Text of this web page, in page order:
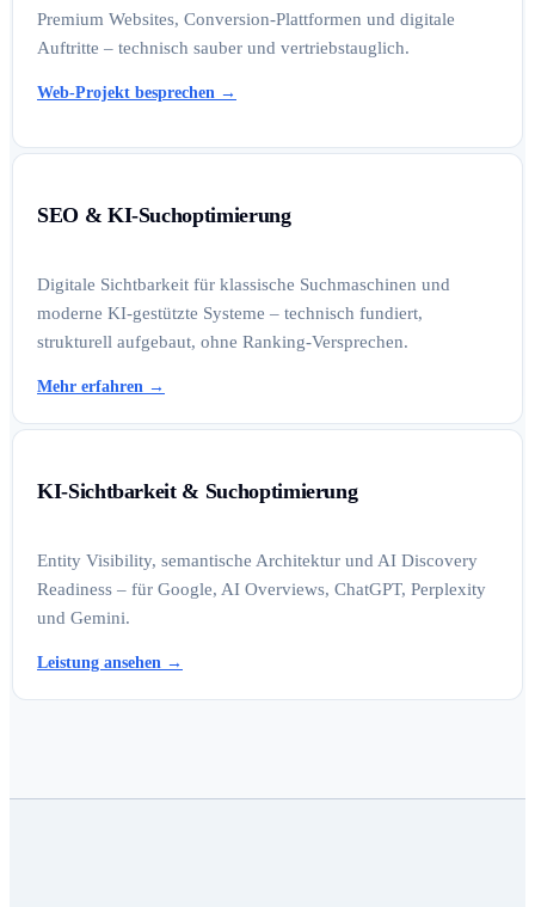
Premium Websites, Conversion-Plattformen und digitale
Auftritte – technisch sauber und vertriebstauglich.
Web-Projekt besprechen →
SEO & KI-Suchoptimierung
Digitale Sichtbarkeit für klassische Suchmaschinen und
moderne KI-gestützte Systeme – technisch fundiert,
strukturell aufgebaut, ohne Ranking-Versprechen.
Mehr erfahren →
KI-Sichtbarkeit & Suchoptimierung
Entity Visibility, semantische Architektur und AI Discovery
Readiness – für Google, AI Overviews, ChatGPT, Perplexity
und Gemini.
Leistung ansehen →